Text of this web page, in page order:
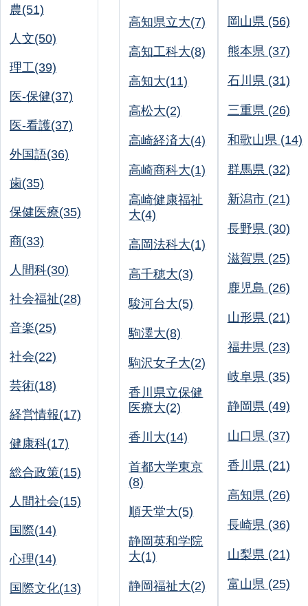
農(51)
人文(50)
理工(39)
医-保健(37)
医-看護(37)
外国語(36)
歯(35)
保健医療(35)
商(33)
人間科(30)
社会福祉(28)
音楽(25)
社会(22)
芸術(18)
経営情報(17)
健康科(17)
総合政策(15)
人間社会(15)
国際(14)
心理(14)
国際文化(13)
高知県立大(7)
高知工科大(8)
高知大(11)
高松大(2)
高崎経済大(4)
高崎商科大(1)
高崎健康福祉
大(4)
高岡法科大(1)
高千穂大(3)
駿河台大(5)
駒澤大(8)
駒沢女子大(2)
香川県立保健
医療大(2)
香川大(14)
首都大学東京
(8)
順天堂大(5)
静岡英和学院
大(1)
静岡福祉大(2)
岡山県 (56)
熊本県 (37)
石川県 (31)
三重県 (26)
和歌山県 (14)
群馬県 (32)
新潟市 (21)
長野県 (30)
滋賀県 (25)
鹿児島 (26)
山形県 (21)
福井県 (23)
岐阜県 (35)
静岡県 (49)
山口県 (37)
香川県 (21)
高知県 (26)
長崎県 (36)
山梨県 (21)
富山県 (25)